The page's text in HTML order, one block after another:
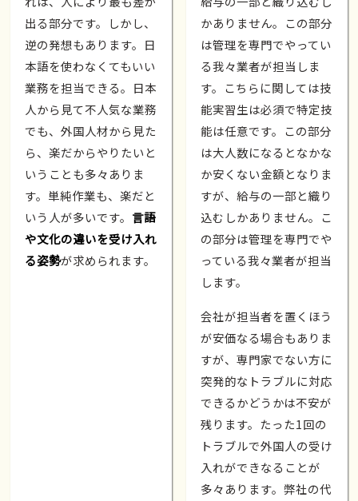
出る部分です。しかし、
逆の発想もあります。日
本語を使わなくてもいい
業務を担当できる。日本
人から見て不人気な業務
でも、外国人材から見た
ら、楽だからやりたいと
いうことも多々ありま
す。単純作業も、楽だと
いう人が多いです。 言語
や文化の違いを受け入れ
る姿勢が求められます。
かありません。この部分
は管理を専門でやってい
る我々業者が担当しま
す。こちらに関しては技
能実習生は必須で特定技
能は任意です。この部分
は大人数になるとなかな
か安くない金額となりま
すが、給与の一部と織り
込むしかありません。こ
の部分は管理を専門でや
っている我々業者が担当
します。
会社が担当者を置くほう
が安価なる場合もありま
すが、専門家でない方に
突発的なトラブルに対応
できるかどうかは不安が
残ります。たった1回の
トラブルで外国人の受け
入れができなることが
多々あります。弊社の代